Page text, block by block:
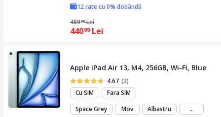
12 rate cu 0% dobândă
48998 Lei
44099 Lei
Apple iPad Air 13, M4, 256GB, Wi-Fi, Blue
4.67 (3)
Cu SIM
Fara SIM
Space Grey
Mov Albastru ...mai